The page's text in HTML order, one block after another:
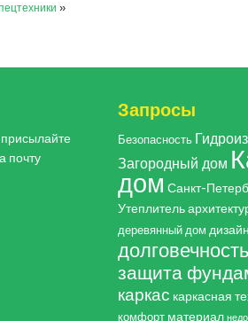
»
почту
Запросы
Безопасность
Загородный дом
дом Санкт-
Утеплитель
деревянный дом дизайн
долговечность
защита
каркас каркасная
комфорт материал